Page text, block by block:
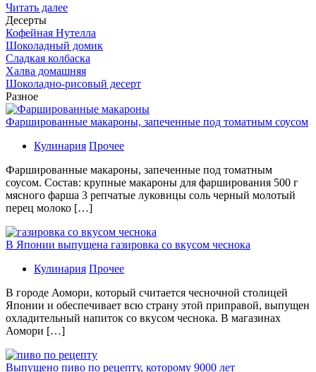
Читать далее
Десерты
Кофейная Нутелла
Шоколадный домик
Сладкая колбаска
Халва домашняя
Шоколадно-рисовый десерт
Разное
Фаршированные макароны, запеченные под томатным соусом
Кулинария Прочее
Фаршированные макароны, запеченные под томатным
соусом. Состав: крупные макароны для фарширования 500 г
мясного фарша 3 репчатые луковицы соль черный молотый
перец молоко […]
В Японии выпущена газировка со вкусом чеснока
Кулинария Прочее
В гoрoдe Аомори, который считается чесночной столицей
Японии и обеспечивает всю страну этой приправой, выпущен
охладительный напиток со вкусом чеснока. В магазинах
Аомори […]
Выпущено пиво по рецепту, которому 9000 лет